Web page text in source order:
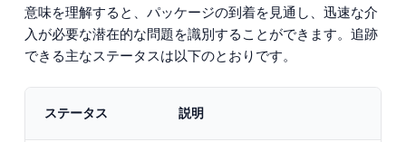
意味を理解すると、パッケージの到着を見通し、迅速な介
入が必要な潜在的な問題を識別することができます。追跡
できる主なステータスは以下のとおりです。
ステータス 説明